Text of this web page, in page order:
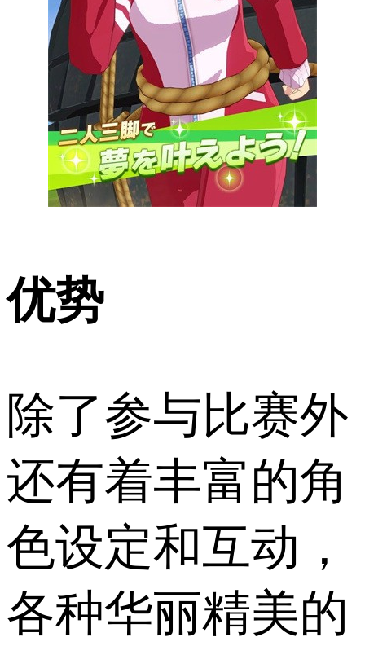
优势
除了参与比赛外
还有着丰富的角
色设定和互动，
各种华丽精美的